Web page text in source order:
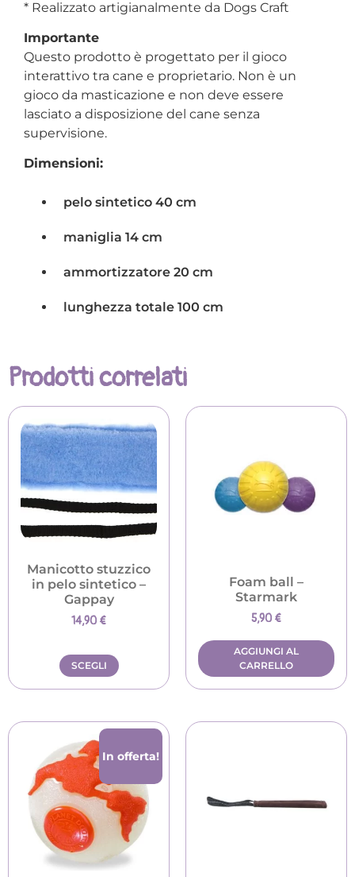
* Realizzato artigianalmente da Dogs Craft
Importante
Questo prodotto è progettato per il gioco
interattivo tra cane e proprietario. Non è un
gioco da masticazione e non deve essere
lasciato a disposizione del cane senza
supervisione.
Dimensioni:
pelo sintetico 40 cm
maniglia 14 cm
ammortizzatore 20 cm
lunghezza totale 100 cm
Prodotti correlati
Manicotto stuzzico
in pelo sintetico –
Gappay
14,90 €
SCEGLI
Foam ball –
Starmark
5,90 €
AGGIUNGI AL
CARRELLO
In offerta!